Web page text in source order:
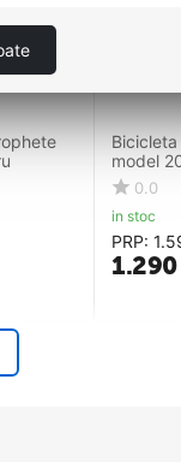
model
Negru
0.0
in stoc
PRP:
1.290